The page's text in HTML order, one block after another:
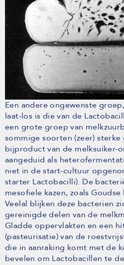
Een andere ongewenste
laat-los is die van de
een grote groep van
sommige soorten (zeer)
bijproduct van de melksuiker-
aangeduid als
niet in de start-cultuur
starter Lactobacilli). De
mesofiele kazen, zoals
Veelal blijken deze bacterien
gereinigde delen van de
Gladde oppervlakten en een
(pasteurisatie) van de
die in aanraking komt met de
bevelen om Lactobacillen te